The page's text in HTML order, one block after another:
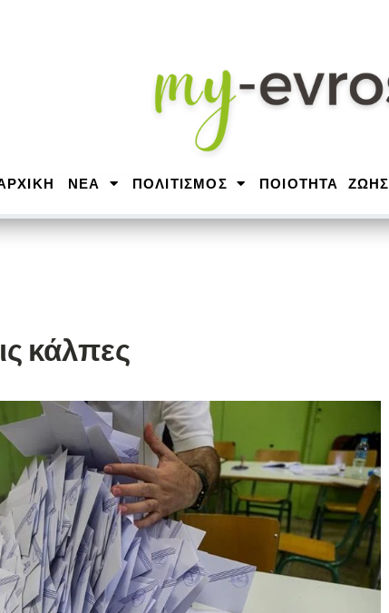
ΝΕΑ ΠΟΛΙΤΙΣΜΟΣ ΠΟΙΟΤΗΤΑ ΖΩΗΣ
κάλπες